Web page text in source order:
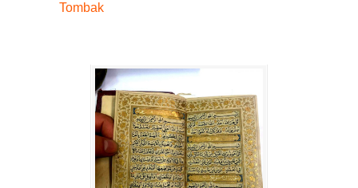
Tombak